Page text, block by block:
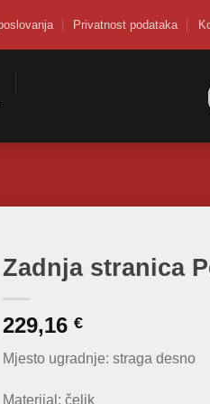
Privatnost podataka
Zadnja stranica
229,16 €
Mjesto ugradnje: straga desno
Materijal: čelik